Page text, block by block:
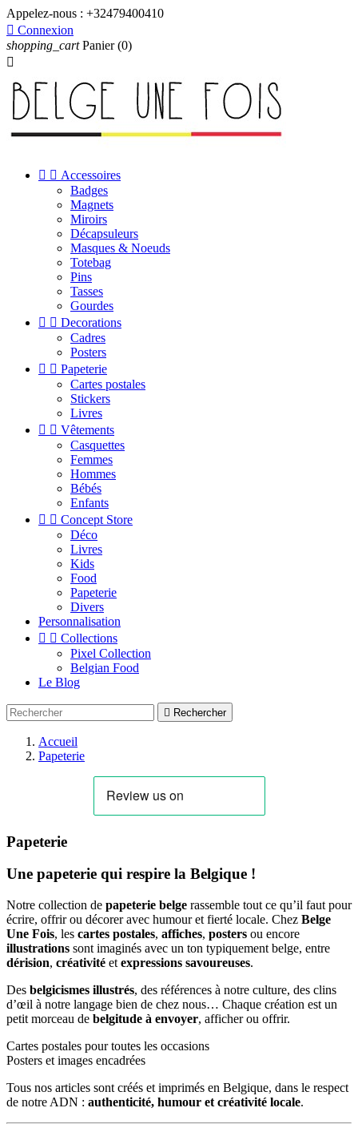
Appelez-nous : +32479400410
 Connexion
shopping_cart Panier (0)

  Accessoires
Badges
Magnets
Miroirs
Décapsuleurs
Masques & Noeuds
Totebag
Pins
Tasses
Gourdes
  Decorations
Cadres
Posters
  Papeterie
Cartes postales
Stickers
Livres
  Vêtements
Casquettes
Femmes
Hommes
Bébés
Enfants
  Concept Store
Déco
Livres
Kids
Food
Papeterie
Divers
Personnalisation
  Collections
Pixel Collection
Belgian Food
Le Blog
 Rechercher
Accueil
Papeterie
Papeterie
Une papeterie qui respire la Belgique !
Notre collection de papeterie belge rassemble tout ce qu’il faut pour
écrire, offrir ou décorer avec humour et fierté locale. Chez Belge
Une Fois, les cartes postales, affiches, posters ou encore
illustrations sont imaginés avec un ton typiquement belge, entre
dérision, créativité et expressions savoureuses.
Des belgicismes illustrés, des références à notre culture, des clins
d’œil à notre langage bien de chez nous… Chaque création est un
petit morceau de belgitude à envoyer, afficher ou offrir.
Cartes postales pour toutes les occasions
Posters et images encadrées
Tous nos articles sont créés et imprimés en Belgique, dans le respect
de notre ADN : authenticité, humour et créativité locale.